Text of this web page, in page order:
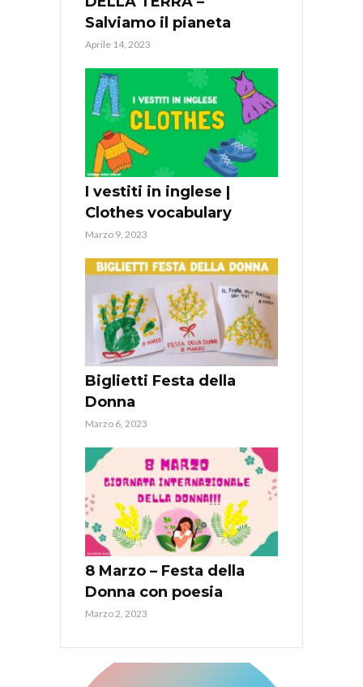
Salviamo il pianeta
Aprile 14, 2023
I vestiti in inglese |
Clothes vocabulary
Marzo 9, 2023
Biglietti Festa della
Donna
Marzo 6, 2023
8 Marzo – Festa della
Donna con poesia
Marzo 2, 2023